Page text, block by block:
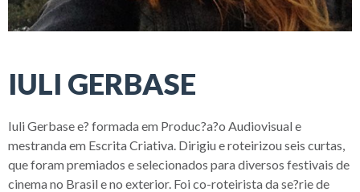
IULI GERBASE
Iuli Gerbase e? formada em Produc?a?o Audiovisual e
mestranda em Escrita Criativa. Dirigiu e roteirizou seis curtas,
que foram premiados e selecionados para diversos festivais de
cinema no Brasil e no exterior. Foi co-roteirista da se?rie de